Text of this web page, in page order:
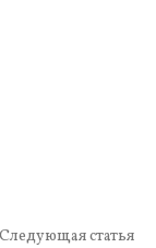
Следующая статья